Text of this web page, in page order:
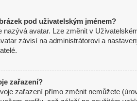
pod uživatelským jménem?
nazývá avatar. Lze změnit v
závisí na administrátorovi a
zařazení?
zařazení přímo změnit nemůžete